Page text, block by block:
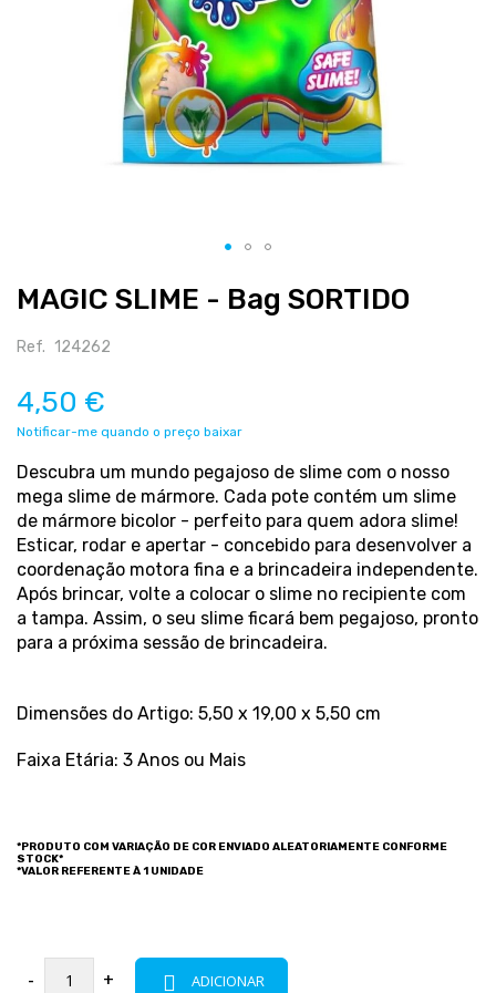
MAGIC SLIME - Bag SORTIDO
Ref. 124262
4,50 €
Notificar-me quando o preço baixar
Descubra um mundo pegajoso de slime com o nosso
mega slime de mármore. Cada pote contém um slime
de mármore bicolor - perfeito para quem adora slime!
Esticar, rodar e apertar - concebido para desenvolver a
coordenação motora fina e a brincadeira independente.
Após brincar, volte a colocar o slime no recipiente com
a tampa. Assim, o seu slime ficará bem pegajoso, pronto
para a próxima sessão de brincadeira.
Dimensões do Artigo: 5,50 x 19,00 x 5,50 cm
Faixa Etária: 3 Anos ou Mais
*PRODUTO COM VARIAÇÃO DE COR ENVIADO ALEATORIAMENTE CONFORME
STOCK*
*VALOR REFERENTE À 1 UNIDADE
- + ADICIONAR
para
início
galeria
de